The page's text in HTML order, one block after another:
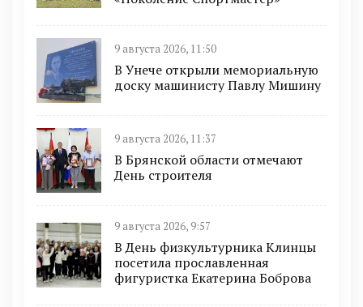
9 августа 2026, 11:50
В Унече открыли мемориальную
доску машинисту Павлу Мишину
9 августа 2026, 11:37
В Брянской области отмечают
День строителя
9 августа 2026, 9:57
В День физкультурника Клинцы
посетила прославленная
фигуристка Екатерина Боброва